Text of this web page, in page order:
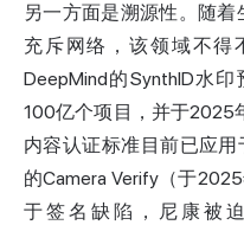
另一方面是溯源性。随
充斥网络，该领域不得
DeepMind的SynthID水
100亿个项目，并于2025
内容认证标准目前已应用
的Camera Verify（于
于签名缺陷，尼康被